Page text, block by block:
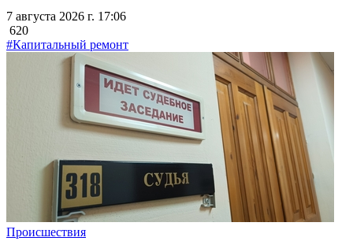
7 августа 2026 г. 17:06
620
#Капитальный ремонт
Происшествия